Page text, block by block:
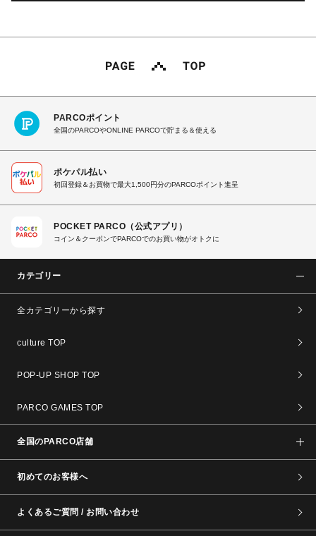
PARCOポイント
全国のPARCOやONLINE PARCOで貯まる＆使える
ポケパル払い
初回登録＆お買物で最大1,500円分のPARCOポイント進呈
POCKET PARCO（公式アプリ）
コイン＆クーポンでPARCOでのお買い物がオトクに
カテゴリー
全カテゴリーから探す
culture TOP
POP-UP SHOP TOP
PARCO GAMES TOP
全国のPARCO店舗
初めてのお客様へ
よくあるご質問 / お問い合わせ